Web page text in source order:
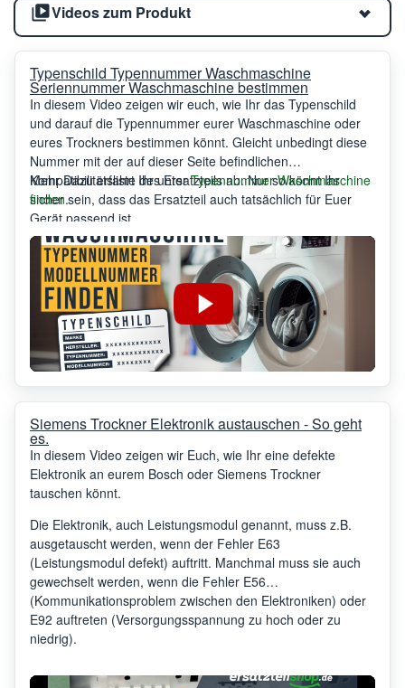
Videos zum Produkt
Typenschild Typennummer Waschmaschine
Seriennummer Waschmaschine bestimmen
In diesem Video zeigen wir euch, wie Ihr das Typenschild
und darauf die Typennummer eurer Waschmaschine oder
eures Trockners bestimmen könnt. Gleicht unbedingt diese
Nummer mit der auf dieser Seite befindlichen
Kompatibilitätsliste des Ersatzteils ab. Nur so könnt Ihr
sicher sein, dass das Ersatzteil auch tatsächlich für Euer
Gerät passend ist.
Mehr Dazu erfahrt Ihr unterTypennummer Waschmaschine
finden.
Siemens Trockner Elektronik austauschen - So geht
es.
In diesem Video zeigen wir Euch, wie Ihr eine defekte
Elektronik an eurem Bosch oder Siemens Trockner
tauschen könnt.
Die Elektronik, auch Leistungsmodul genannt, muss z.B.
ausgetauscht werden, wenn der Fehler E63
(Leistungsmodul defekt) auftritt. Manchmal muss sie auch
gewechselt werden, wenn die Fehler E56
(Kommunikationsproblem zwischen den Elektroniken) oder
E92 auftreten (Versorgungsspannung zu hoch oder zu
niedrig).